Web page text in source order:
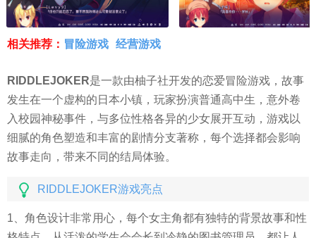
相关推荐： 冒险游戏 经营游戏
RIDDLEJOKER是一款由柚子社开发的恋爱冒险游戏，故事
发生在一个虚构的日本小镇，玩家扮演普通高中生，意外卷
入校园神秘事件，与多位性格各异的少女展开互动，游戏以
细腻的角色塑造和丰富的剧情分支著称，每个选择都会影响
故事走向，带来不同的结局体验。
RIDDLEJOKER游戏亮点
1、角色设计非常用心，每个女主角都有独特的背景故事和性